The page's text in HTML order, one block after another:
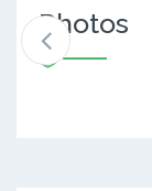
Photos